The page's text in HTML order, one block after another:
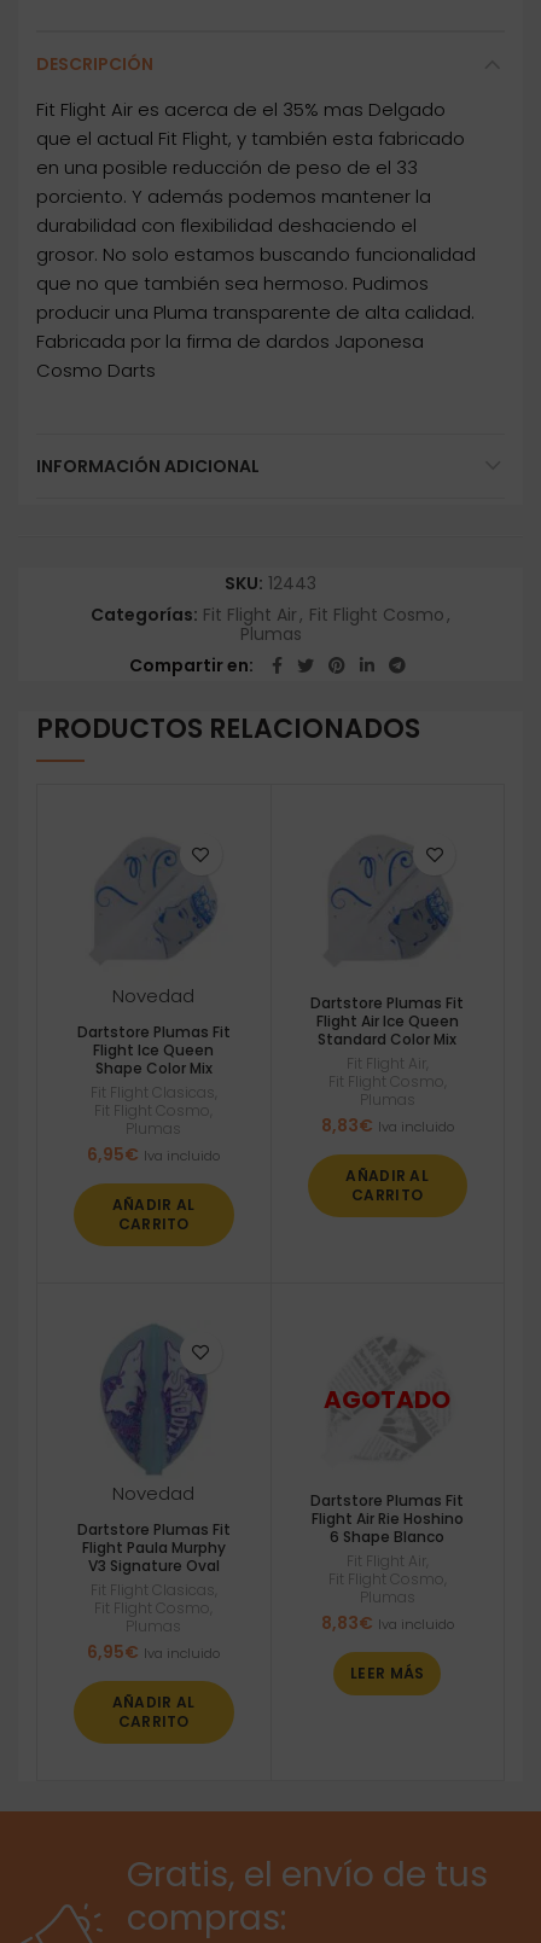
DESCRIPCIÓN
Fit Flight Air es acerca de el 35% mas Delgado
que el actual Fit Flight, y también esta fabricado
en una posible reducción de peso de el 33
porciento. Y además podemos mantener la
durabilidad con flexibilidad deshaciendo el
grosor. No solo estamos buscando funcionalidad
que no que también sea hermoso. Pudimos
producir una Pluma transparente de alta calidad.
Fabricada por la firma de dardos Japonesa
Cosmo Darts
INFORMACIÓN ADICIONAL
SKU: 12443
Categorías: Fit Flight Air, Fit Flight Cosmo,
Plumas
Compartir en
PRODUCTOS RELACIONADOS
Novedad
Dartstore Plumas Fit
Flight Ice Queen
Shape Color Mix
Fit Flight Clasicas
Fit Flight Cosmo
Plumas
6,95€ Iva incluido
AÑADIR AL
CARRITO
Dartstore Plumas Fit
Flight Air Ice Queen
Standard Color Mix
Fit Flight Air
Fit Flight Cosmo
Plumas
8,83€ Iva incluido
AÑADIR AL
CARRITO
Novedad
Dartstore Plumas Fit
Flight Paula Murphy
V3 Signature Oval
Fit Flight Clasicas
Fit Flight Cosmo
Plumas
6,95€ Iva incluido
AÑADIR AL
CARRITO
Dartstore Plumas Fit
Flight Air Rie Hoshino
6 Shape Blanco
Fit Flight Air
Fit Flight Cosmo
Plumas
8,83€ Iva incluido
LEER MÁS
Gratis, el envío de tus
compras: